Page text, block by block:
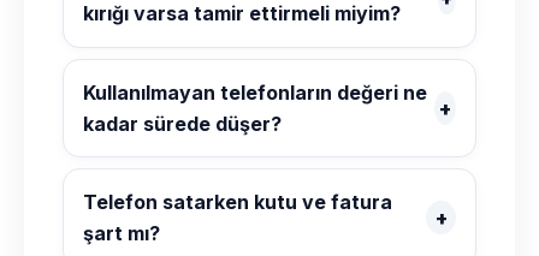
kırığı varsa tamir ettirmeli miyim?
Kullanılmayan telefonların değeri ne
kadar sürede düşer?
Telefon satarken kutu ve fatura
şart mı?